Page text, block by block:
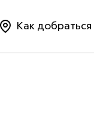
Как добраться